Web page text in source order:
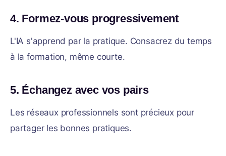
4. Formez-vous progressivement
L'IA s'apprend par la pratique. Consacrez du temps
à la formation, même courte.
5. Échangez avec vos pairs
Les réseaux professionnels sont précieux pour
partager les bonnes pratiques.